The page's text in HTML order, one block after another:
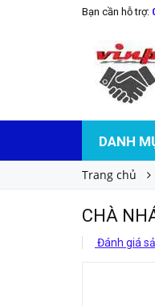
Bạn cần hỗ trợ:
DANH
Trang chủ
CHÀ
Đánh giá
CHÀ